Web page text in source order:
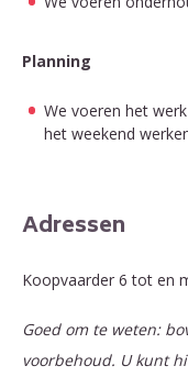
Planning
We voeren het
het weekend
Adressen
Koopvaarder 6 tot en
Goed om te weten:
voorbehoud. U kunt